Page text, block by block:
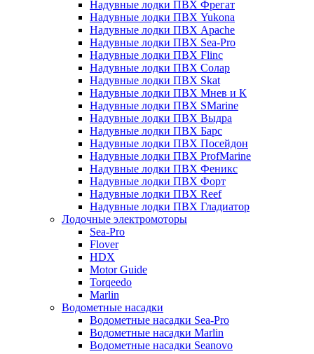
Надувные лодки ПВХ Фрегат
Надувные лодки ПВХ Yukona
Надувные лодки ПВХ Apache
Надувные лодки ПВХ Sea-Pro
Надувные лодки ПВХ Flinc
Надувные лодки ПВХ Солар
Надувные лодки ПВХ Skat
Надувные лодки ПВХ Мнев и К
Надувные лодки ПВХ SMarine
Надувные лодки ПВХ Выдра
Надувные лодки ПВХ Барс
Надувные лодки ПВХ Посейдон
Надувные лодки ПВХ ProfMarine
Надувные лодки ПВХ Феникс
Надувные лодки ПВХ Форт
Надувные лодки ПВХ Reef
Надувные лодки ПВХ Гладиатор
Лодочные электромоторы
Sea-Pro
Flover
HDX
Motor Guide
Torqeedo
Marlin
Водометные насадки
Водометные насадки Sea-Pro
Водометные насадки Marlin
Водометные насадки Seanovo